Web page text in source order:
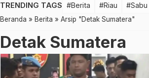
TRENDING TAGS #Berita #Riau #Sabu
Beranda » Berita » Arsip "Detak Sumatera"
Detak Sumatera